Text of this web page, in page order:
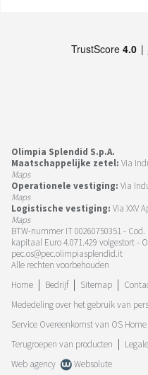
Olimpia Splendid S.p.A.
Maatschappelijke zetel: Via
Maps
Operationele vestiging: Via
Maps
Logistische vestiging: Via XXV
Maps
BTW-nummer IT 00260750351 -
kapitaal Euro 4.071.429 volgestort -
pec.os@pec.olimpiasplendid.it
Alle rechten voorbehouden
Home
Bedrijf Sitemap
Mededeling over het gebruik van
Service Overeenkomst van OS
Terugroepen van producten
Web agency
Websolute